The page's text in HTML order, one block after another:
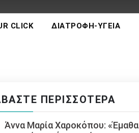
CLICK ΔΙΑΤΡΟΦΉ-ΥΓΕΊΑ
ΠΕΡΙΣΣΌΤΕΡΑ
Άννα Μαρία Χαροκόπου: «Έμαθα